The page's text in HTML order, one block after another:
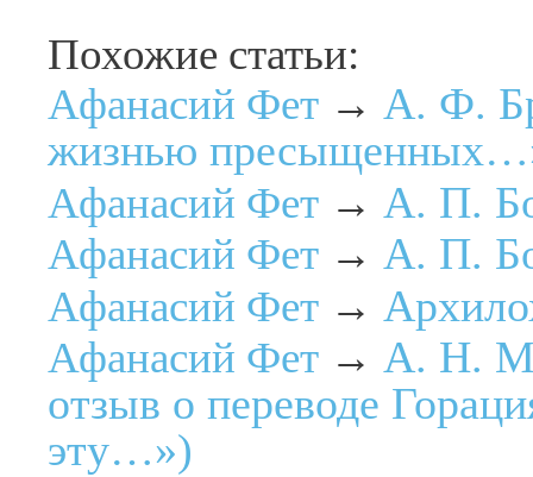
Похожие статьи:
Афанасий Фет → А. Ф.
жизнью
Афанасий Фет → А. П.
Афанасий Фет → А. П.
Афанасий Фет →
Афанасий Фет → A. H.
отзыв о переводе
эту…»)